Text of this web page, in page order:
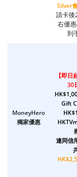
Silver
請卡後
右優
到
MoneyHero
獨家優惠
【即日
30
Gift
連同信